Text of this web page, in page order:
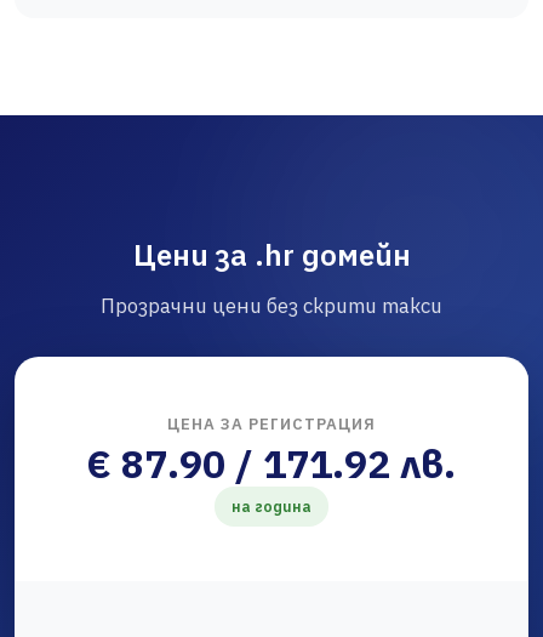
Цени за .hr домейн
Прозрачни цени без скрити такси
ЦЕНА ЗА РЕГИСТРАЦИЯ
€ 87.90 / 171.92 лв.
на година